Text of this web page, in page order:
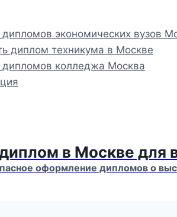
экономических вузов
диплом техникума в Москве
колледжа Москва
в Москве для
оформление дипломов о